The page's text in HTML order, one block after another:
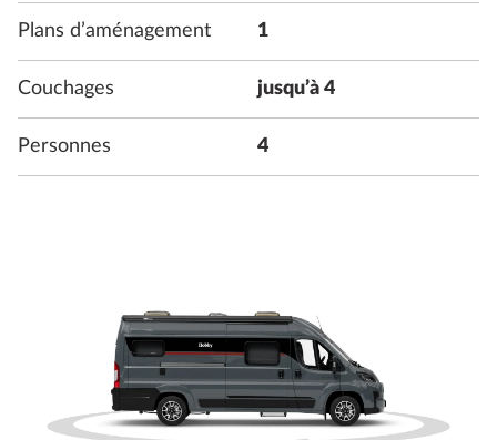
Plans d’aménagement 1
Couchages jusqu’à 4
Personnes 4